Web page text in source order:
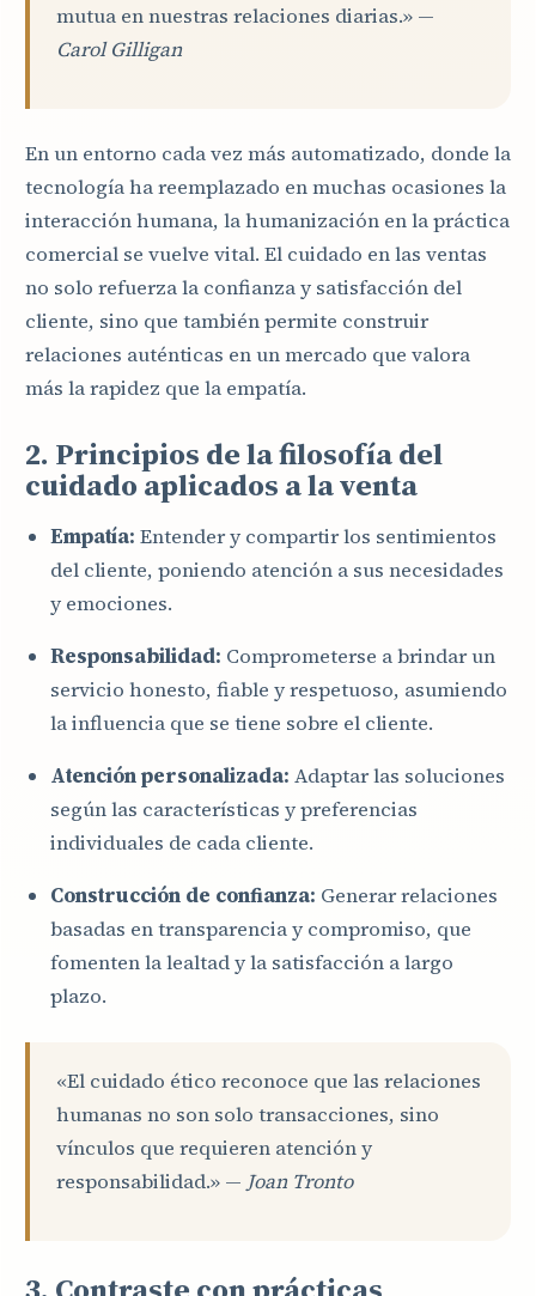
mutua en nuestras relaciones diarias.» —
Carol Gilligan
En un entorno cada vez más automatizado, donde la
tecnología ha reemplazado en muchas ocasiones la
interacción humana, la humanización en la práctica
comercial se vuelve vital. El cuidado en las ventas
no solo refuerza la confianza y satisfacción del
cliente, sino que también permite construir
relaciones auténticas en un mercado que valora
más la rapidez que la empatía.
2. Principios de la filosofía del
cuidado aplicados a la venta
Empatía: Entender y compartir los sentimientos
del cliente, poniendo atención a sus necesidades
y emociones.
Responsabilidad: Comprometerse a brindar un
servicio honesto, fiable y respetuoso, asumiendo
la influencia que se tiene sobre el cliente.
Atención personalizada: Adaptar las soluciones
según las características y preferencias
individuales de cada cliente.
Construcción de confianza: Generar relaciones
basadas en transparencia y compromiso, que
fomenten la lealtad y la satisfacción a largo
plazo.
«El cuidado ético reconoce que las relaciones
humanas no son solo transacciones, sino
vínculos que requieren atención y
responsabilidad.» —Joan Tronto